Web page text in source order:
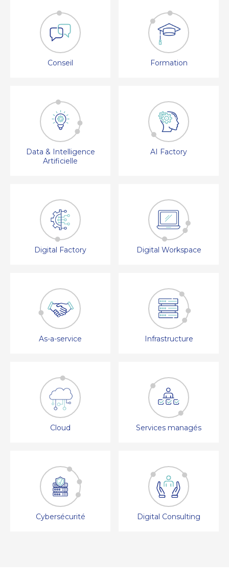
Conseil Formation
Data & Intelligence
Artificielle
AI Factory
Digital Factory Digital Workspace
As-a-service Infrastructure
Cloud Services managés
Cybersécurité Digital Consulting